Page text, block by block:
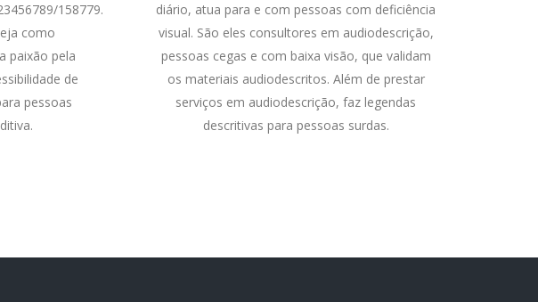
158779.
como
paixão pela
de
pessoas
diário, atua para e com pessoas com deficiência
visual. São eles consultores em audiodescrição,
pessoas cegas e com baixa visão, que validam
os materiais audiodescritos. Além de prestar
serviços em audiodescrição, faz legendas
descritivas para pessoas surdas.